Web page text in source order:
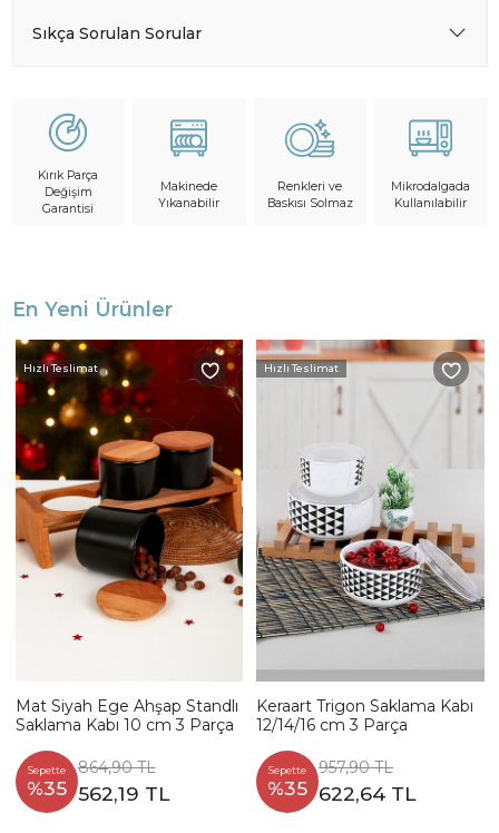
Sıkça Sorulan Sorular
Kırık Parça
Değişim
Garantisi
Makinede
Yıkanabilir
Renkleri ve
Baskısı Solmaz
Mikrodalgada
Kullanılabilir
En Yeni Ürünler
Hızlı Teslimat
Mat Siyah Ege Ahşap Standlı
Saklama Kabı 10 cm 3 Parça
Sepette
%35
864,90 TL
562,19 TL
Hızlı Teslimat
Keraart Trigon Saklama Kabı
12/14/16 cm 3 Parça
Sepette
%35
957,90 TL
622,64 TL